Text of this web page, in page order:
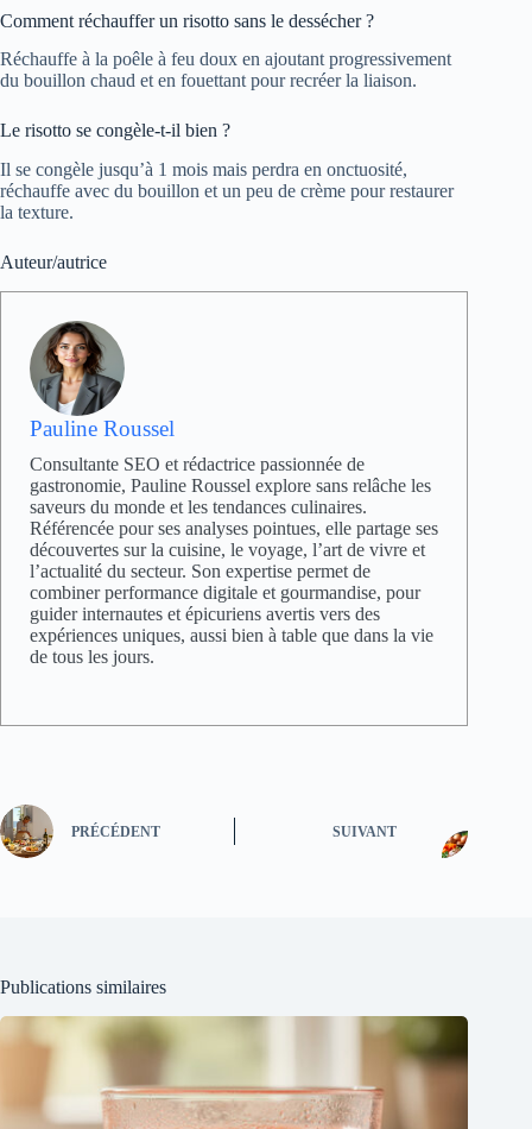
Comment réchauffer un risotto sans le dessécher ?
Réchauffe à la poêle à feu doux en ajoutant progressivement
du bouillon chaud et en fouettant pour recréer la liaison.
Le risotto se congèle-t-il bien ?
Il se congèle jusqu’à 1 mois mais perdra en onctuosité,
réchauffe avec du bouillon et un peu de crème pour restaurer
la texture.
Auteur/autrice
Pauline Roussel
Consultante SEO et rédactrice passionnée de
gastronomie, Pauline Roussel explore sans relâche les
saveurs du monde et les tendances culinaires.
Référencée pour ses analyses pointues, elle partage ses
découvertes sur la cuisine, le voyage, l’art de vivre et
l’actualité du secteur. Son expertise permet de
combiner performance digitale et gourmandise, pour
guider internautes et épicuriens avertis vers des
expériences uniques, aussi bien à table que dans la vie
de tous les jours.
PRÉCÉDENT SUIVANT
Publications similaires